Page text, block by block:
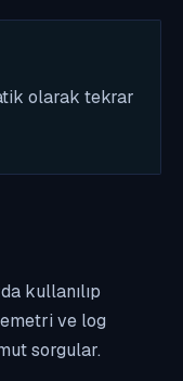
olarak tekrar
kullanılıp
ve log
sorgular.